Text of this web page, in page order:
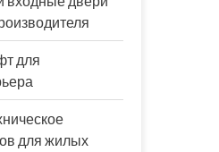
для
для жилых